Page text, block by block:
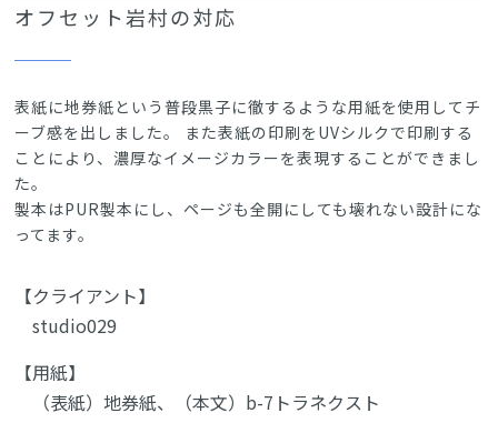
オフセット岩村の対応
表紙に地券紙という普段黒子に徹するような用紙を使用してチ
ーブ感を出しました。 また表紙の印刷をUVシルクで印刷する
ことにより、濃厚なイメージカラーを表現することができまし
た。
製本はPUR製本にし、ページも全開にしても壊れない設計にな
ってます。
【クライアント】
studio029
【用紙】
（表紙）地券紙、（本文）b-7トラネクスト